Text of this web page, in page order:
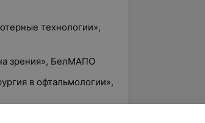
технологии»,
зрения», БелМАПО
в офтальмологии»,
с